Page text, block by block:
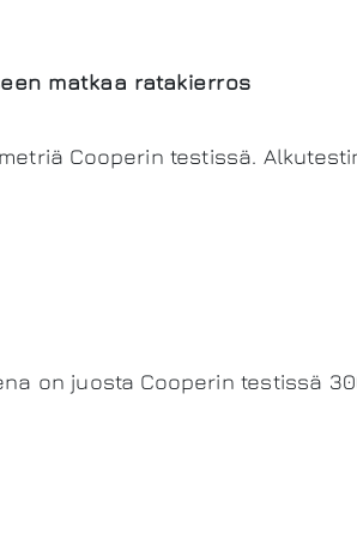
matkaa ratakierros
Cooperin testissä.
on juosta Cooperin testissä